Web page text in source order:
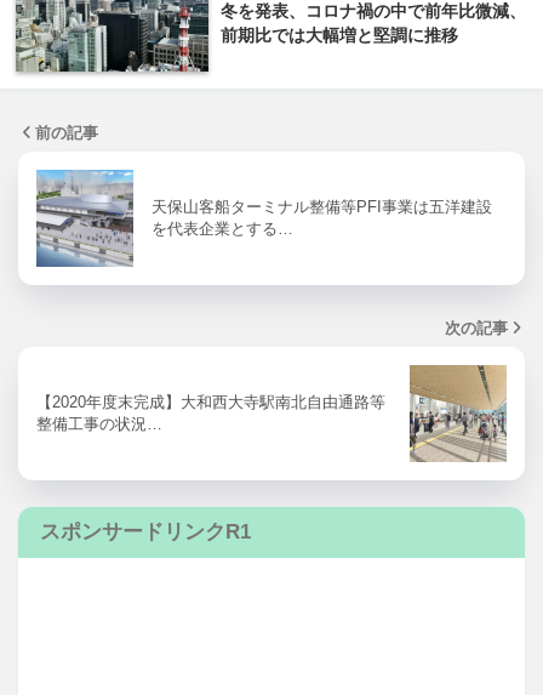
冬を発表、コロナ禍の中で前年比微減、
前期比では大幅増と堅調に推移
前の記事
天保山客船ターミナル整備等PFI事業は五洋建設
を代表企業とする…
次の記事
【2020年度末完成】大和西大寺駅南北自由通路等
整備工事の状況…
スポンサードリンクR1